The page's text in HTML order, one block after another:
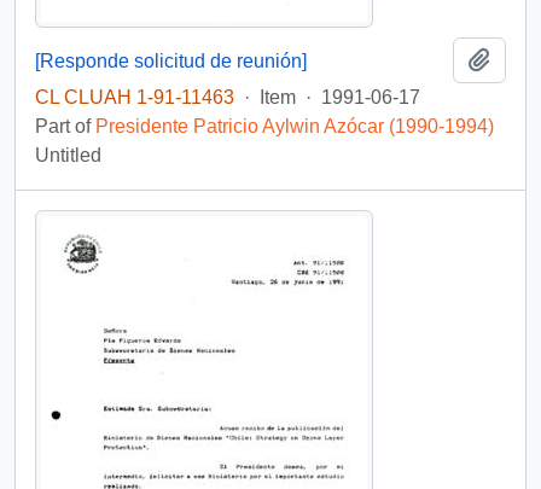
[Responde solicitud de reunión]
CL CLUAH 1-91-11463 · Item · 1991-06-17
Part of Presidente Patricio Aylwin Azócar (1990-1994)
Untitled